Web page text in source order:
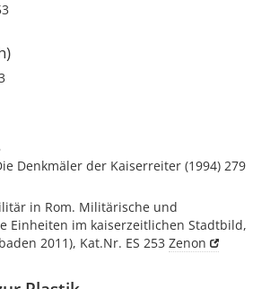
Denkmäler der Kaiserreiter (1994) 279
in Rom. Militärische und
Einheiten im kaiserzeitlichen Stadtbild,
2011), Kat.Nr. ES 253 Zenon